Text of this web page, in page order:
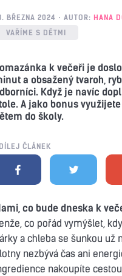
BŘEZNA 2024 AUTOR: HANA
VAŘÍME S DĚTMI
k večeři je
a obsažený tvaroh,
Když je navíc
A jako bonus
do školy.
ČLÁNEK
co bude dneska k
co pořád vymýšlet,
a chleba se šunkou už
nezbývá čas ani
nakoupíte